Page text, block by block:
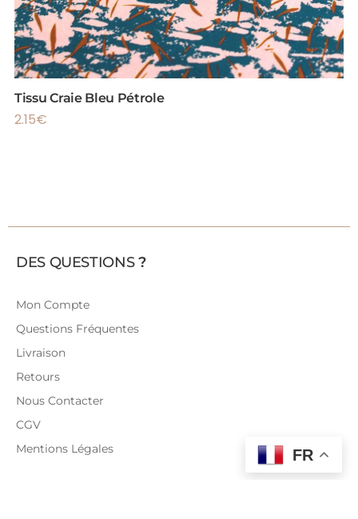
Tissu Craie Bleu Pétrole
2.15€
DES QUESTIONS?
Mon Compte
Questions Fréquentes
Livraison
Retours
Nous Contacter
CGV
Mentions Légales
FR